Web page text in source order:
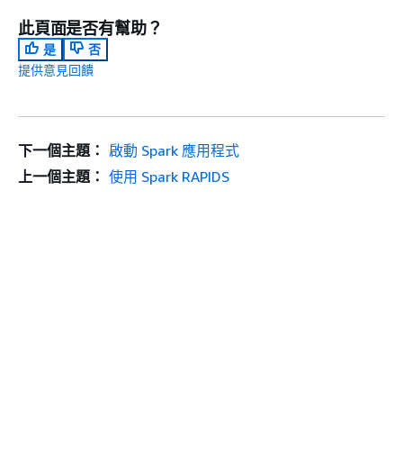
此頁面是否有幫助？
是
否
提供意見回饋
下一個主題： 啟動 Spark 應用程式
上一個主題： 使用 Spark RAPIDS